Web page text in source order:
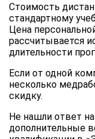
Стоимость
стандартному
Цена
рассчитывается
длительности
Если от одной
несколько
скидку.
Не нашли ответ
дополнительные